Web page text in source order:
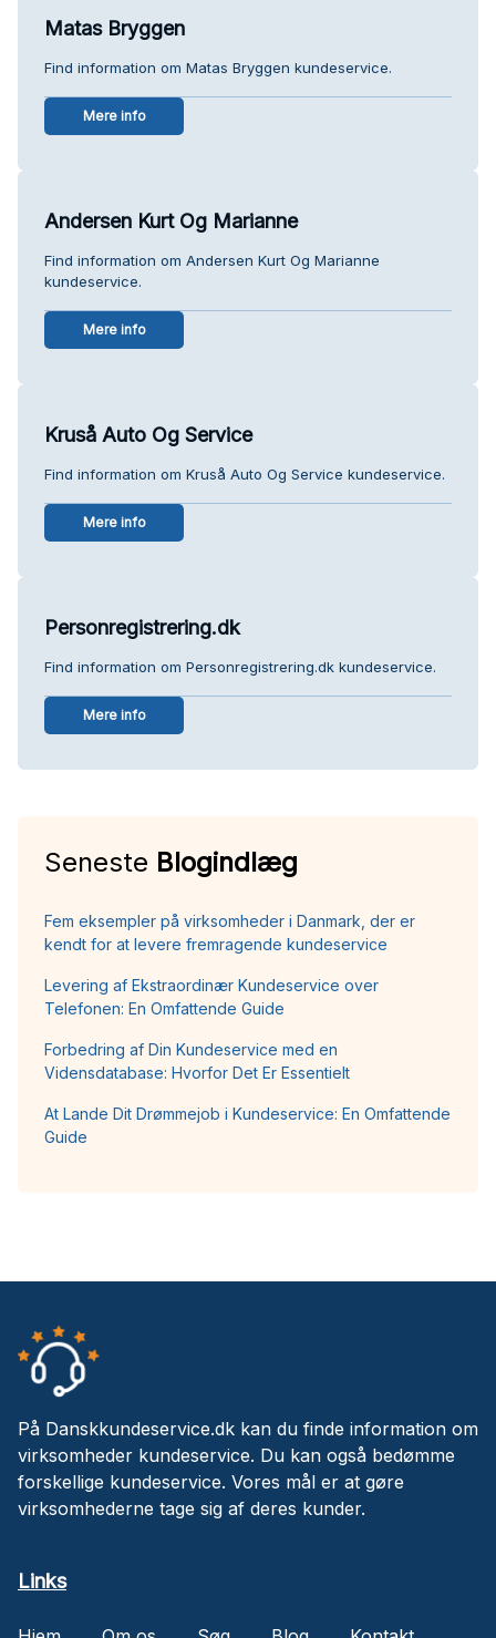
Matas Bryggen
Find information om Matas Bryggen kundeservice.
Mere info
Andersen Kurt Og Marianne
Find information om Andersen Kurt Og Marianne
kundeservice.
Mere info
Kruså Auto Og Service
Find information om Kruså Auto Og Service kundeservice.
Mere info
Personregistrering.dk
Find information om Personregistrering.dk kundeservice.
Mere info
Seneste Blogindlæg
Fem eksempler på virksomheder i Danmark, der er
kendt for at levere fremragende kundeservice
Levering af Ekstraordinær Kundeservice over
Telefonen: En Omfattende Guide
Forbedring af Din Kundeservice med en
Vidensdatabase: Hvorfor Det Er Essentielt
At Lande Dit Drømmejob i Kundeservice: En Omfattende
Guide
På Danskkundeservice.dk kan du finde information om
virksomheder kundeservice. Du kan også bedømme
forskellige kundeservice. Vores mål er at gøre
virksomhederne tage sig af deres kunder.
Links